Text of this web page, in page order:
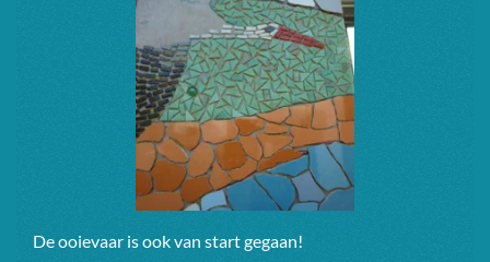
De ooievaar is ook van start gegaan!